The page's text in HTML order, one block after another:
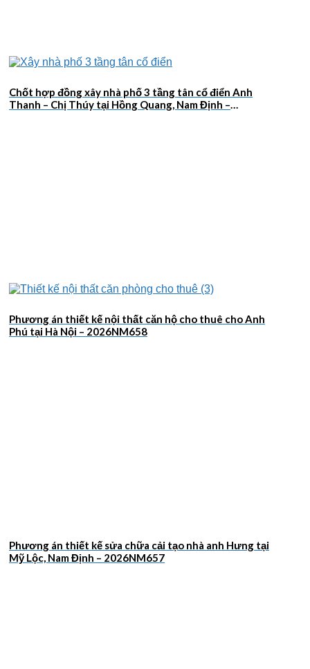
Chốt hợp đồng xây nhà phố 3 tầng tân cổ điển Anh
Thanh – Chị Thúy tại Hồng Quang, Nam Định –
Phương án thiết kế nội thất căn hộ cho thuê cho Anh
Phú tại Hà Nội – 2026NM658
Phương án thiết kế sửa chữa cải tạo nhà anh Hưng tại
Mỹ Lộc, Nam Định – 2026NM657